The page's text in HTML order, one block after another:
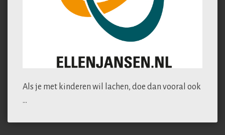
Als je met kinderen wil lachen, doe dan vooral ook
…